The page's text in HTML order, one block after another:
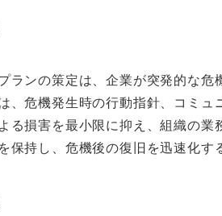
ランの策定は、企業が突発的な
、危機発生時の行動指針、コミュ
る損害を最小限に抑え、組織の業
保持し、危機後の復旧を迅速化す